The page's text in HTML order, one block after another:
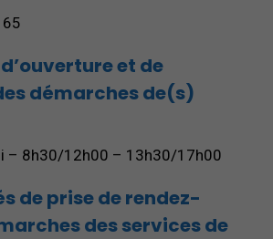
et de
démarches de(s)
– 8h30/12h00 – 13h30/17h00
de prise de rendez-
des services de